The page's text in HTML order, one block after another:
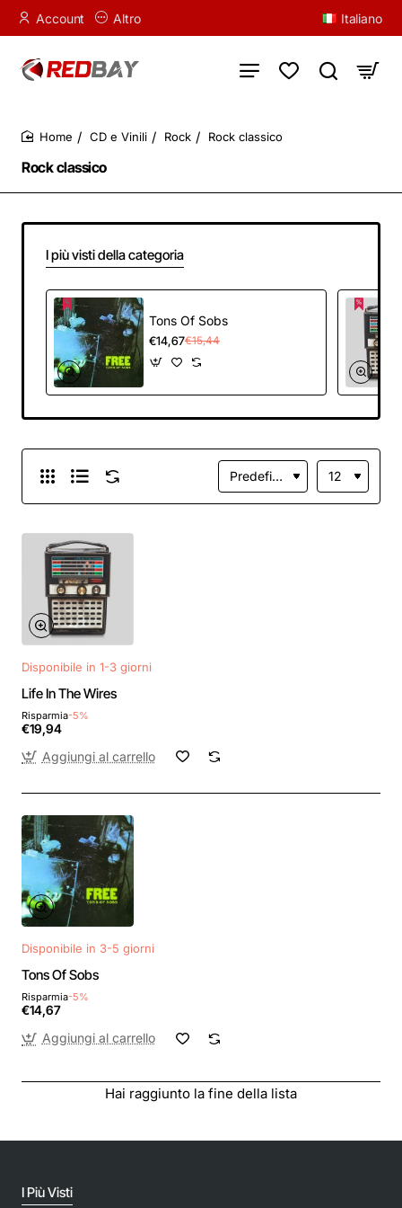
Account Altro Italiano
Rock classico
CD e Vinili Rock Rock classico
I più visti della categoria
Tons Of Sobs
€14,67€15,44
Disponibile in 1-3 giorni
Life In The Wires
Risparmia-5%
€19,94
Aggiungi al carrello
Disponibile in 3-5 giorni
Tons Of Sobs
Risparmia-5%
€14,67
Aggiungi al carrello
Hai raggiunto la fine della lista
I Più Visti